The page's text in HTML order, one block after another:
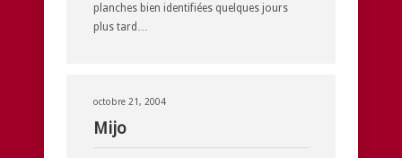
planches bien identifiées quelques jours
plus tard…
octobre 21, 2004
Mijo